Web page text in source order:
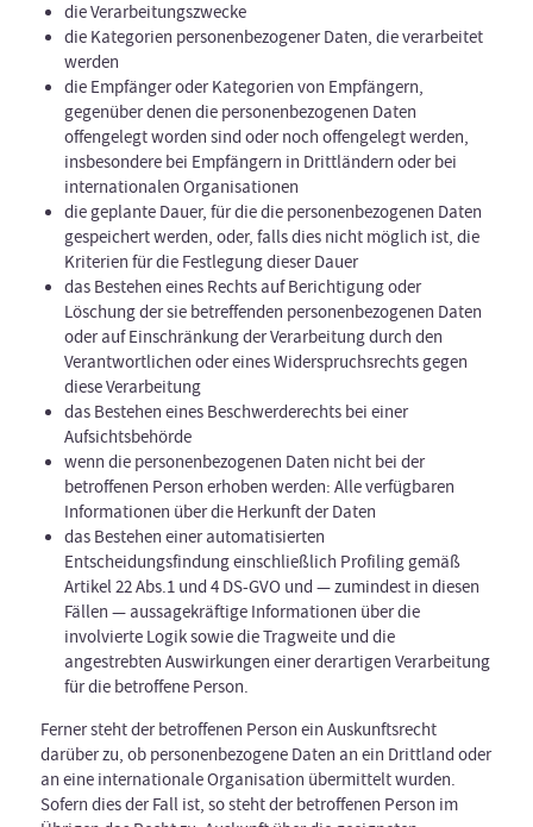
die Verarbeitungszwecke
die Kategorien personenbezogener Daten, die verarbeitet
werden
die Empfänger oder Kategorien von Empfängern,
gegenüber denen die personenbezogenen Daten
offengelegt worden sind oder noch offengelegt werden,
insbesondere bei Empfängern in Drittländern oder bei
internationalen Organisationen
die geplante Dauer, für die die personenbezogenen Daten
gespeichert werden, oder, falls dies nicht möglich ist, die
Kriterien für die Festlegung dieser Dauer
das Bestehen eines Rechts auf Berichtigung oder
Löschung der sie betreffenden personenbezogenen Daten
oder auf Einschränkung der Verarbeitung durch den
Verantwortlichen oder eines Widerspruchsrechts gegen
diese Verarbeitung
das Bestehen eines Beschwerderechts bei einer
Aufsichtsbehörde
wenn die personenbezogenen Daten nicht bei der
betroffenen Person erhoben werden: Alle verfügbaren
Informationen über die Herkunft der Daten
das Bestehen einer automatisierten
Entscheidungsfindung einschließlich Profiling gemäß
Artikel 22 Abs.1 und 4 DS-GVO und — zumindest in diesen
Fällen — aussagekräftige Informationen über die
involvierte Logik sowie die Tragweite und die
angestrebten Auswirkungen einer derartigen Verarbeitung
für die betroffene Person.
Ferner steht der betroffenen Person ein Auskunftsrecht
darüber zu, ob personenbezogene Daten an ein Drittland oder
an eine internationale Organisation übermittelt wurden.
Sofern dies der Fall ist, so steht der betroffenen Person im